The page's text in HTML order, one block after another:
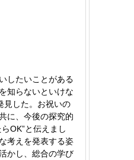
したいことがある
知らないといけな
見した。お祝いの
に、今後の探究的
OK”と伝えまし
考えを発表する姿
かし、総合の学び